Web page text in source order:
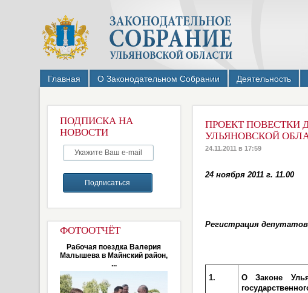
Главная О Законодательном Собрании Деятельность
ПОДПИСКА НА
НОВОСТИ
ФОТООТЧЁТ
Рабочая поездка Валерия
Малышева в Майнский район,
...
ПРОЕКТ ПОВЕСТКИ
УЛЬЯНОВСКОЙ
24.11.2011 в 17:59
24 ноября 2011 г. 11.00
Регистрация
1.
О Законе